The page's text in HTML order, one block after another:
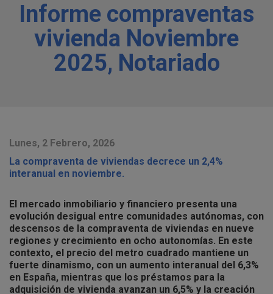
Informe compraventas
vivienda Noviembre
2025, Notariado
Lunes, 2 Febrero, 2026
La compraventa de viviendas decrece un 2,4%
interanual en noviembre.
El mercado inmobiliario y financiero presenta una
evolución desigual entre comunidades autónomas, con
descensos de la compraventa de viviendas en nueve
regiones y crecimiento en ocho autonomías. En este
contexto, el precio del metro cuadrado mantiene un
fuerte dinamismo, con un aumento interanual del 6,3%
en España, mientras que los préstamos para la
adquisición de vivienda avanzan un 6,5% y la creación